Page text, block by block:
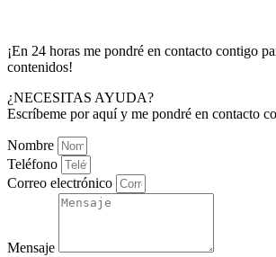
¡En 24 horas me pondré en contacto contigo
contenidos!
¿NECESITAS AYUDA?
Escríbeme por aquí y me pondré en contacto
Nombre
Teléfono
Correo electrónico
Mensaje